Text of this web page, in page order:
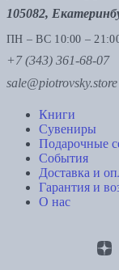
105082,
ПН – ВС 10:00 –
+7 (343) 361-68-07
sale@piotrovsky.store
Книги
Сувениры
Подарочные
События
Доставка и
Гарантия и
О нас